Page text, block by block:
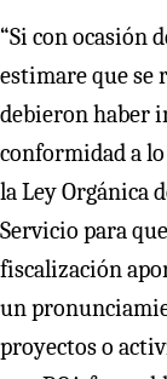
“Si con ocasión
estimare que se
debieron haber
conformidad a
la Ley Orgánica
Servicio para
fiscalización
un
proyectos o